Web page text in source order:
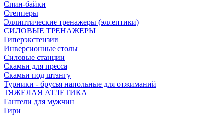
Спин-байки
Степперы
Эллиптические тренажеры (эллептики)
СИЛОВЫЕ ТРЕНАЖЕРЫ
Гиперэкстензии
Инверсионные столы
Силовые станции
Скамьи для пресса
Скамьи под штангу
Турники - брусья напольные для отжиманий
ТЯЖЕЛАЯ АТЛЕТИКА
Гантели для мужчин
Гири